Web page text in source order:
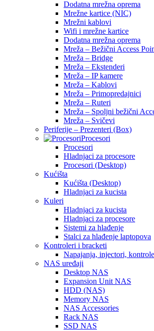
Dodatna mrežna oprema
Mrežne kartice (NIC)
Mrežni kablovi
Wifi i mrežne kartice
Dodatna mrežna oprema
Mreža – Bežični Access
Mreža – Bridge
Mreža – Ekstenderi
Mreža – IP kamere
Mreža – Kablovi
Mreža – Primopredajnici
Mreža – Ruteri
Mreža – Spoljni bežični
Mreža – Svičevi
Periferije – Prezenteri (Box)
Procesori
Procesori
Hladnjaci za procesore
Procesori (Desktop)
Kućišta
Kućišta (Desktop)
Hladnjaci za kucista
Kuleri
Hladnjaci za kucista
Hladnjaci za procesore
Sistemi za hlađenje
Stalci za hlađenje laptopova
Kontroleri i bracketi
Napajanja, injectori,
NAS uređaji
Desktop NAS
Expansion Unit NAS
HDD (NAS)
Memory NAS
NAS Accessories
Rack NAS
SSD NAS